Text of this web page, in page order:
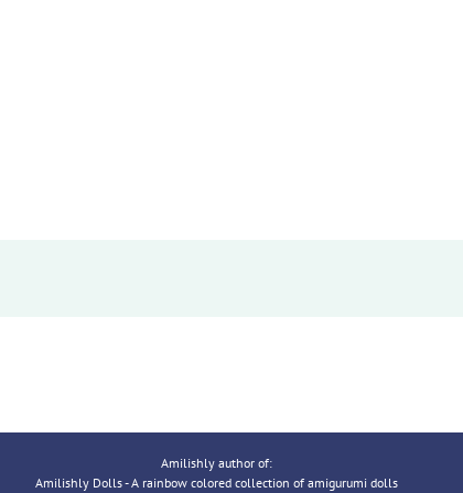
Amilishly author of:
Amilishly Dolls - A rainbow colored collection of amigurumi dolls